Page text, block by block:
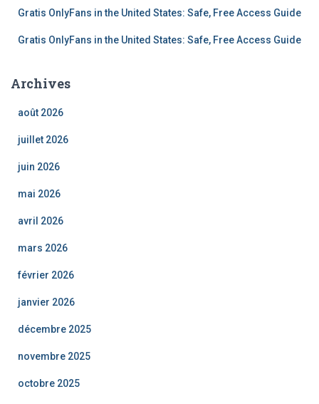
Gratis OnlyFans in the United States: Safe, Free Access Guide
Gratis OnlyFans in the United States: Safe, Free Access Guide
Archives
août 2026
juillet 2026
juin 2026
mai 2026
avril 2026
mars 2026
février 2026
janvier 2026
décembre 2025
novembre 2025
octobre 2025